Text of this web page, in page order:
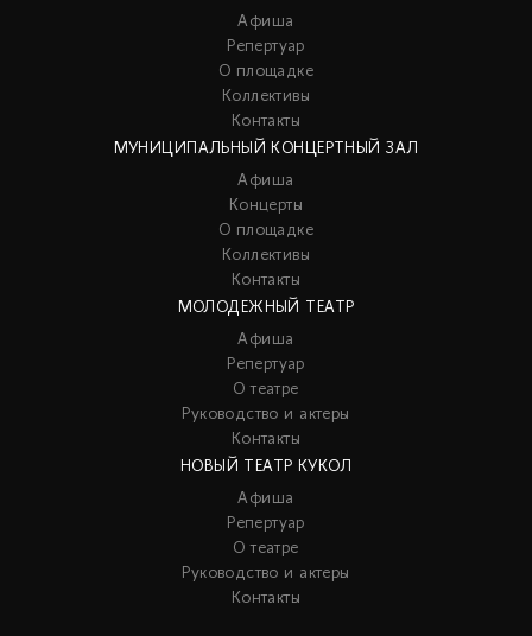
Афиша
Репертуар
О площадке
Коллективы
Контакты
МУНИЦИПАЛЬНЫЙ КОНЦЕРТНЫЙ ЗАЛ
Афиша
Концерты
О площадке
Коллективы
Контакты
МОЛОДЕЖНЫЙ ТЕАТР
Афиша
Репертуар
О театре
Руководство и актеры
Контакты
НОВЫЙ ТЕАТР КУКОЛ
Афиша
Репертуар
О театре
Руководство и актеры
Контакты